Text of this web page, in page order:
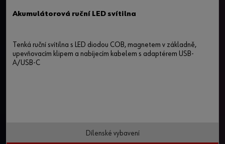
Akumulátorová ruční LED svítilna
Tenká ruční svítilna s LED diodou COB, magnetem v základně,
upevňovacím klipem a nabíjecím kabelem s adaptérem USB-
A/USB-C
Dílenské vybavení